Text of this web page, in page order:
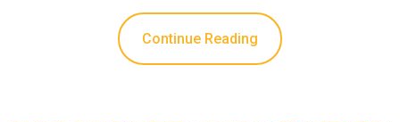
Continue Reading